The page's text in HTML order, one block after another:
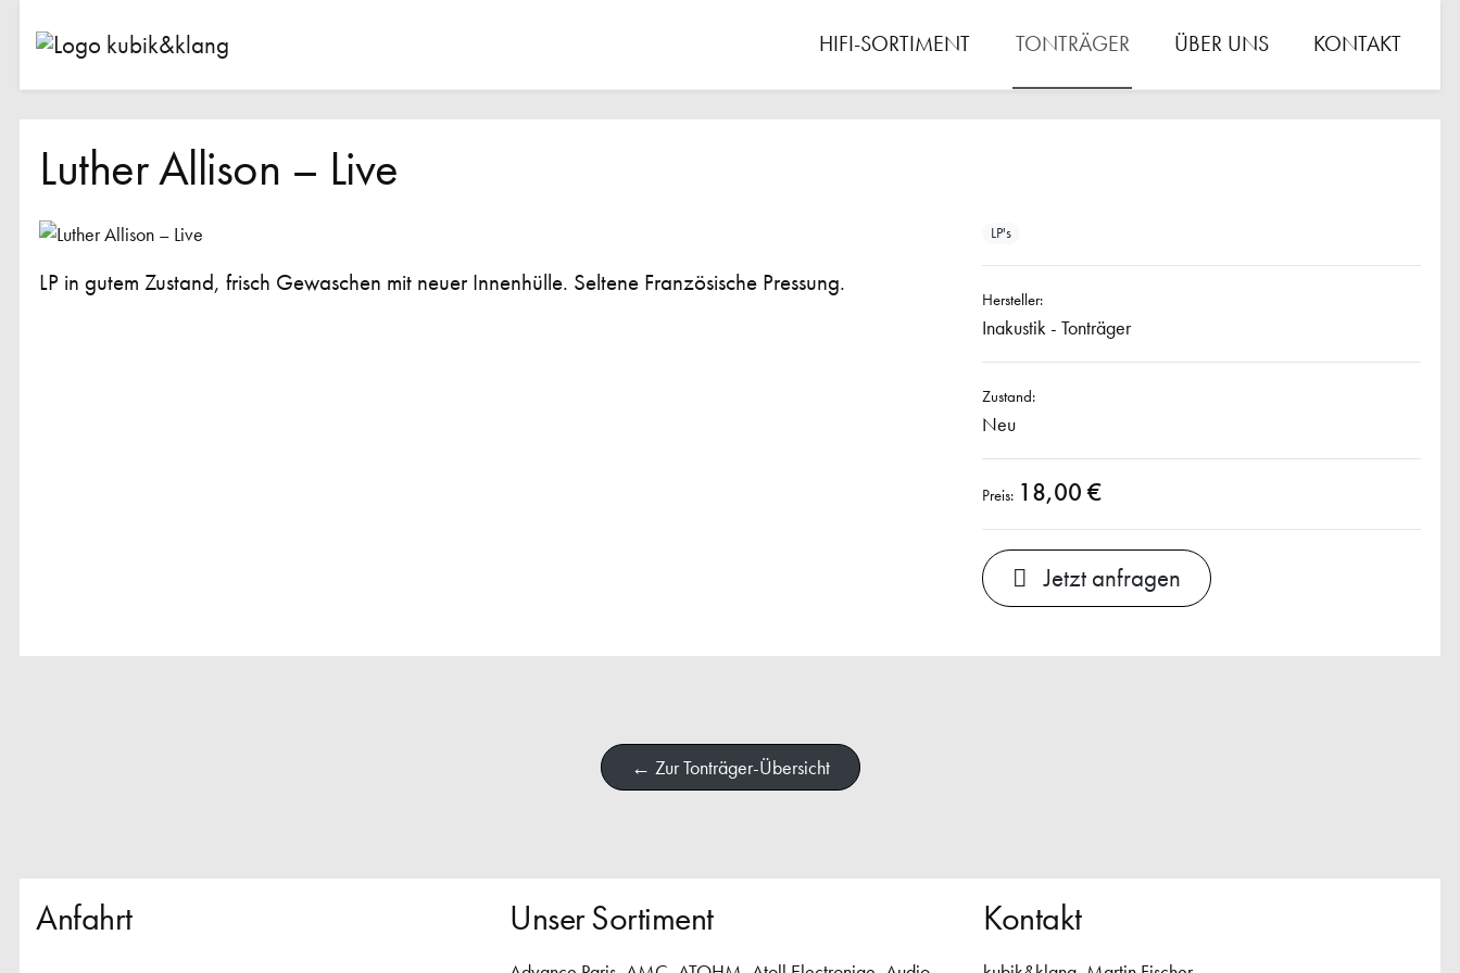
HIFI-SORTIMENT TONTRÄGER ÜBER UNS KONTAKT
Luther Allison – Live
LP in gutem Zustand, frisch Gewaschen mit neuer Innenhülle. Seltene Französische Pressung.
LP's
Hersteller:
Inakustik - Tonträger
Zustand:
Neu
Preis: 18,00 €
Jetzt anfragen
← Zur Tonträger-Übersicht
Anfahrt Unser Sortiment Kontakt